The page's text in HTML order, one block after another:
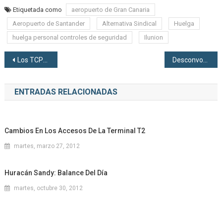
Etiquetada como
aeropuerto de Gran Canaria
Aeropuerto de Santander
Alternativa Sindical
Huelga
huelga personal controles de seguridad
Ilunion
Navegación de entradas
Los TCPs de Finnair irán a la huelga en Barcelona
ENTRADAS RELACIONADAS
Cambios En Los Accesos De La Terminal T2
martes, marzo 27, 2012
Huracán Sandy: Balance Del Día
martes, octubre 30, 2012